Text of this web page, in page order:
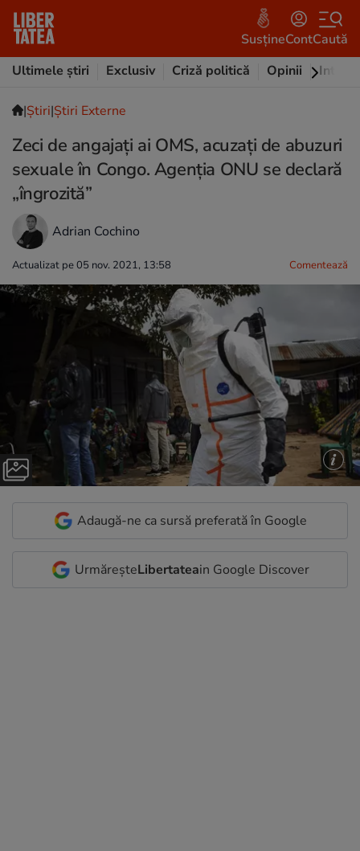
SusțineContCaută
Ultimele știri
Exclusiv Criză politică Opinii
|Ştiri|Știri Externe
Zeci de angajați ai OMS, acuzați de abuzuri
sexuale în Congo. Agenția ONU se declară
„îngrozită”
Adrian Cochino
Actualizat pe 05 nov. 2021, 13:58 Comentează
Adaugă-ne ca sursă preferată în Google
UrmăreșteLibertateain Google Discover